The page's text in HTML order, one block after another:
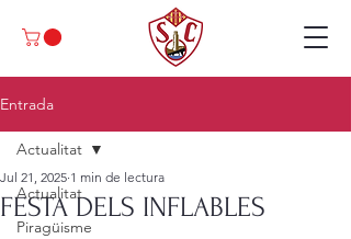
Entrada
Actualitat
Piragüisme
Actualitat
FESTA DELS INFLABLES
Jul 21, 2025 1 min de lectura